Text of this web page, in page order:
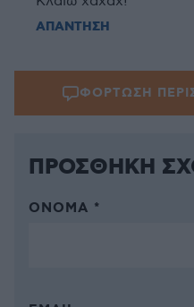
ΑΠΑΝΤΗΣΗ
ΦΟΡΤΩΣΗ
ΠΡΟΣΘΗΚΗ
ΌΝΟΜΑ *